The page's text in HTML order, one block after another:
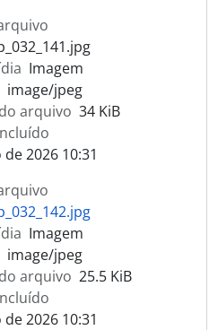
Imagem
image/jpeg
arquivo 34 KiB
2026 10:31
Imagem
image/jpeg
arquivo 25.5 KiB
2026 10:31